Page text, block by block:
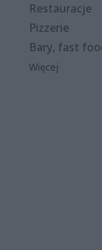
Restauracje
Pizzerie
Bary, fast
Więcej